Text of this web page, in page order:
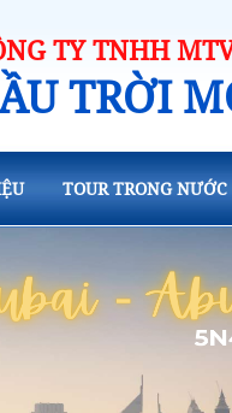
TY TNHH
TRỜI
TOUR TRONG NƯỚC